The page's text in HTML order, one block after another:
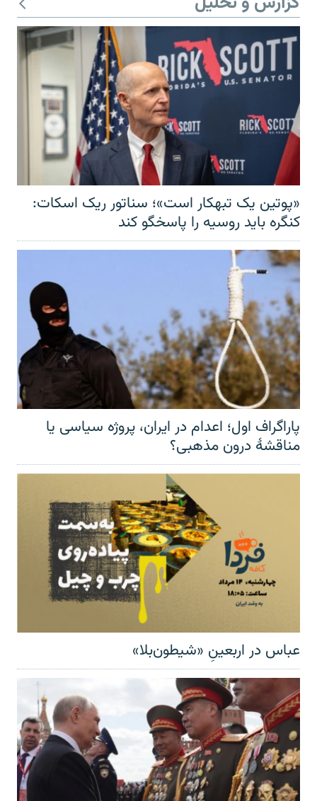
«پوتین یک تبهکار است»؛ سناتور ریک اسکات:
کنگره باید روسیه را پاسخگو کند
پاراگراف اول؛ اعدام در ایران، پروژه سیاسی یا
مناقشهٔ درون مذهبی؟
عباس در اربعینِ «شیطون‌بلا»